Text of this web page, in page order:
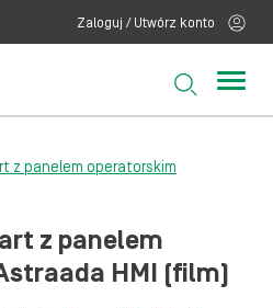
Zaloguj / Utwórz konto
z panelem operatorskim
z panelem
HMI (film)